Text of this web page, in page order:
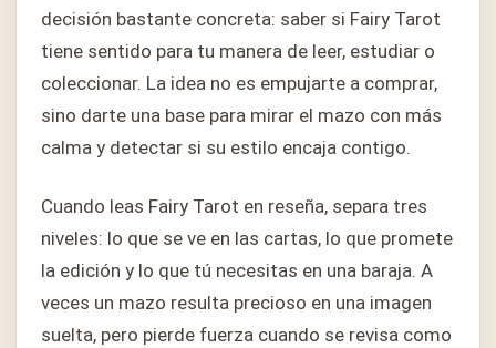
decisión bastante concreta: saber si Fairy Tarot
tiene sentido para tu manera de leer, estudiar o
coleccionar. La idea no es empujarte a comprar,
sino darte una base para mirar el mazo con más
calma y detectar si su estilo encaja contigo.
Cuando leas Fairy Tarot en reseña, separa tres
niveles: lo que se ve en las cartas, lo que promete
la edición y lo que tú necesitas en una baraja. A
veces un mazo resulta precioso en una imagen
suelta, pero pierde fuerza cuando se revisa como